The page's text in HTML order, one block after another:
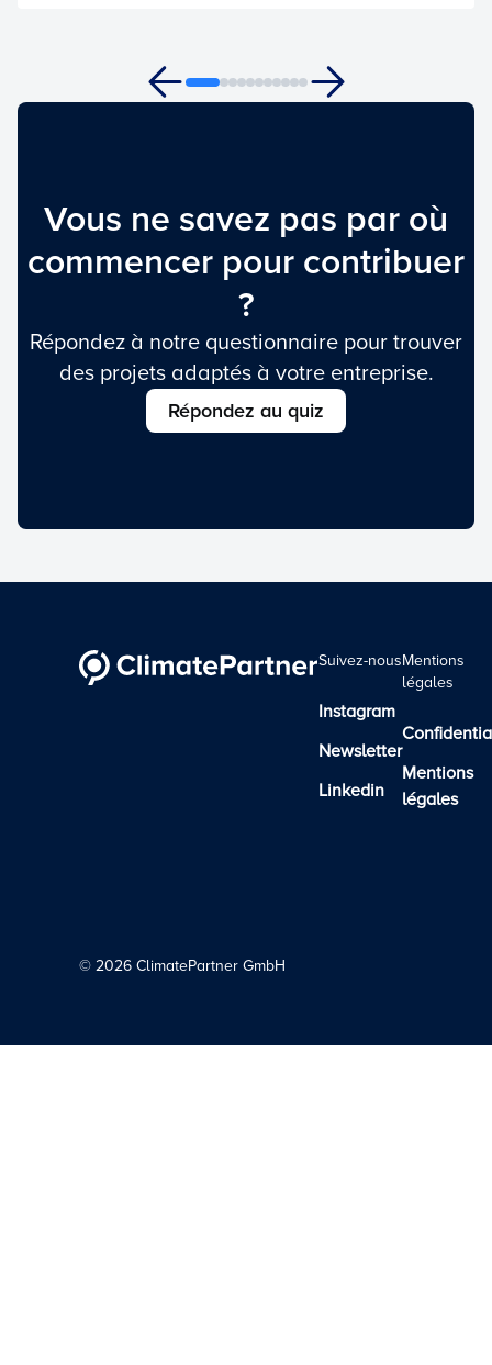
Vous ne savez pas par où
commencer pour contribuer
?
Répondez à notre questionnaire pour trouver
des projets adaptés à votre entreprise.
Répondez au quiz
© 2026 ClimatePartner GmbH
Suivez-nous
Instagram
Newsletter
Linkedin
Mentions
légales
Mentions
légales